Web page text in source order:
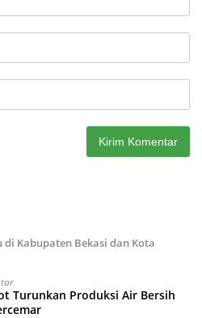
Kabupaten Bekasi dan Kota
Turunkan Produksi Air Bersih